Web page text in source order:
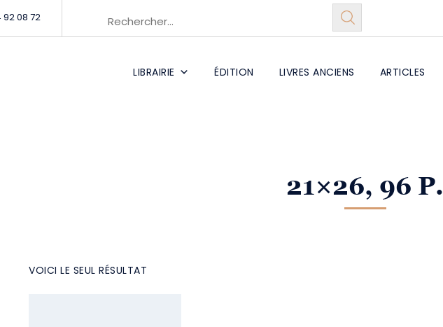
92 08 72
LIBRAIRIE ÉDITION LIVRES ANCIENS ARTICLES
21×26, 96 P.
VOICI LE SEUL RÉSULTAT